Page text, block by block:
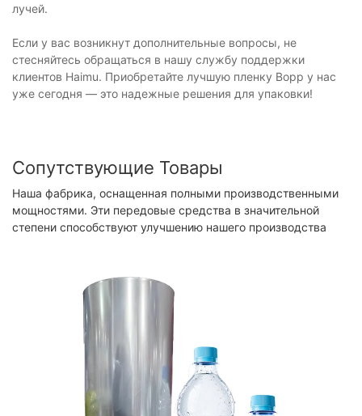
лучей.
Если у вас возникнут дополнительные вопросы, не
стесняйтесь обращаться в нашу службу поддержки
клиентов Haimu. Приобретайте лучшую пленку Bopp у нас
уже сегодня — это надежные решения для упаковки!
Сопутствующие Товары
Наша фабрика, оснащенная полными производственными
мощностями. Эти передовые средства в значительной
степени способствуют улучшению нашего производства